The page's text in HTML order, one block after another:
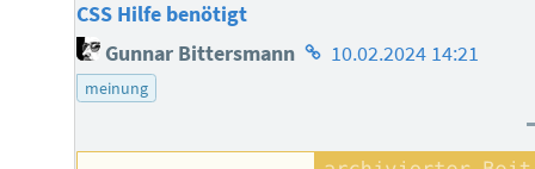
CSS Hilfe benötigt
Gunnar Bittersmann Homepage
10.02.2024 14:21
meinung